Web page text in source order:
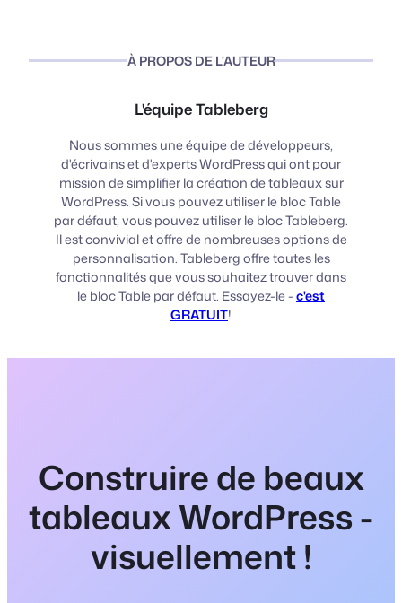
À PROPOS DE L'AUTEUR
L'équipe Tableberg
Nous sommes une équipe de développeurs,
d'écrivains et d'experts WordPress qui ont pour
mission de simplifier la création de tableaux sur
WordPress. Si vous pouvez utiliser le bloc Table
par défaut, vous pouvez utiliser le bloc Tableberg.
Il est convivial et offre de nombreuses options de
personnalisation. Tableberg offre toutes les
fonctionnalités que vous souhaitez trouver dans
le bloc Table par défaut. Essayez-le -c'est
GRATUIT!
Construire de beaux
tableaux WordPress -
visuellement !